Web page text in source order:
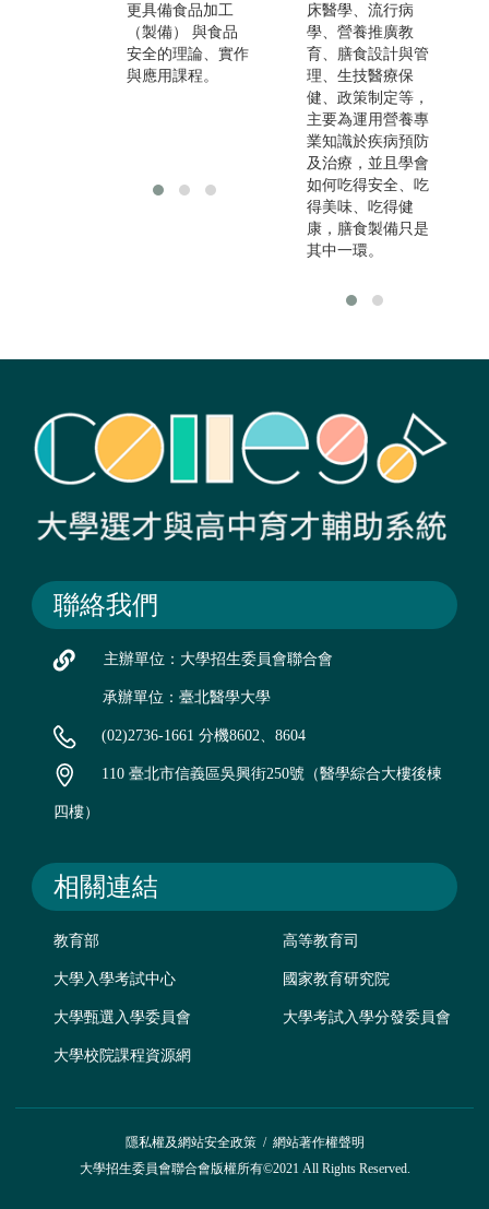
更具備食品加工
（製備） 與食品
安全的理論、實作
與應用課程。
並應用於食品產業
提升經濟效益與價
值，是一門有趣的
應用科學與藝術。
床醫學、流行病
學、營養推廣教
育、膳食設計與管
理、生技醫療保
健、政策制定等，
主要為運用營養專
業知識於疾病預防
及治療，並且學會
如何吃得安全、吃
得美味、吃得健
康，膳食製備只是
其中一環。
聯絡我們
主辦單位：大學招生委員會聯合會
承辦單位：臺北醫學大學
(02)2736-1661 分機8602、8604
110 臺北市信義區吳興街250號（醫學綜合大樓後棟
四樓）
相關連結
教育部 高等教育司
大學入學考試中心 國家教育研究院
大學甄選入學委員會 大學考試入學分發委員會
大學校院課程資源網
隱私權及網站安全政策/ 網站著作權聲明
大學招生委員會聯合會版權所有©2021 All Rights Reserved.